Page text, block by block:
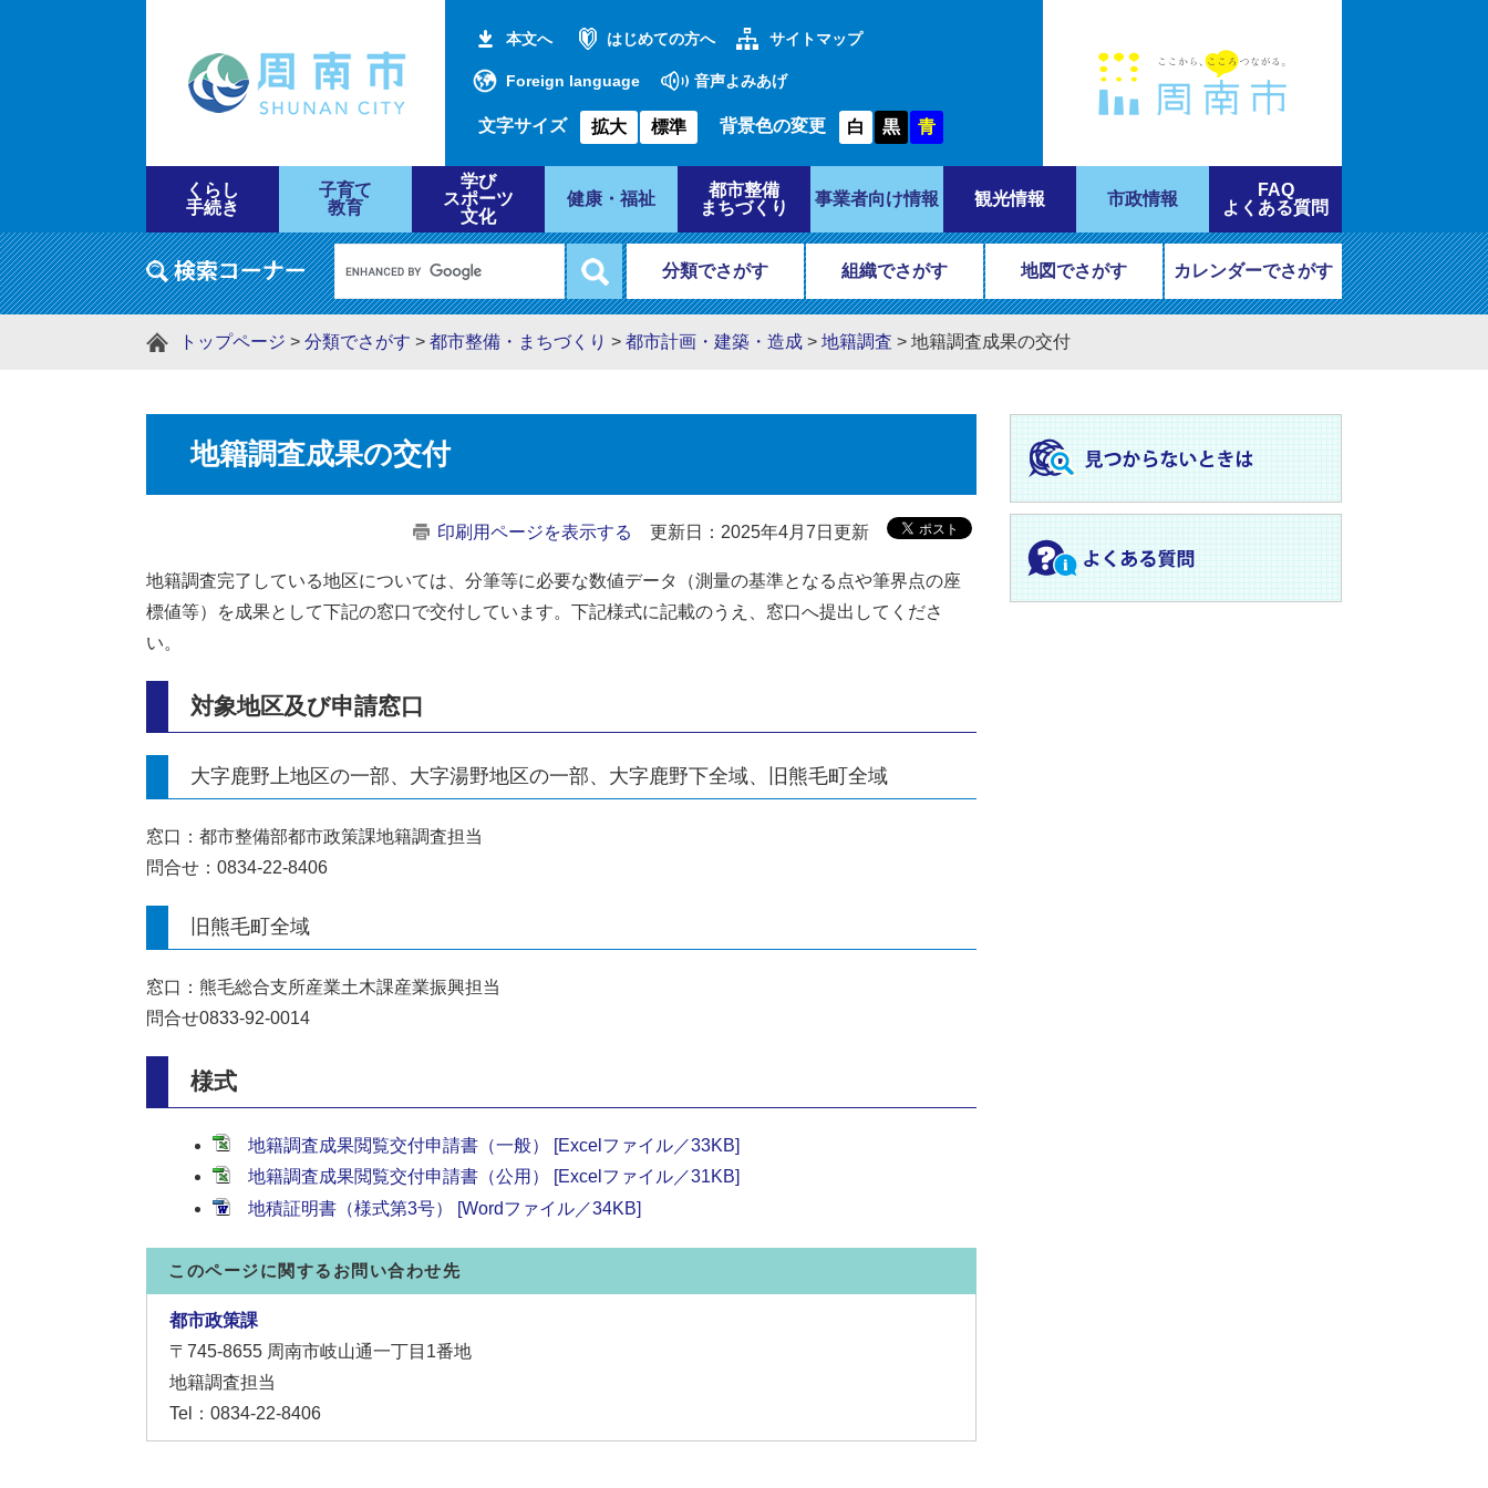
本文へ はじめての方へ サイトマップ
Foreign language 音声よみあげ
文字サイズ 拡大 標準 背景色の変更 白 黒 青
くらし
手続き
子育て
教育
学び
スポーツ
文化
健康・福祉
都市整備
まちづくり
事業者向け情報 観光情報 市政情報
FAQ
よくある質問
分類でさがす 組織でさがす 地図でさがす カレンダーでさがす
トップページ > 分類でさがす > 都市整備・まちづくり > 都市計画・建築・造成 > 地籍調査 > 地籍調査成果の交付
地籍調査成果の交付
印刷用ページを表示する 更新日：2025年4月7日更新
地籍調査完了している地区については、分筆等に必要な数値データ（測量の基準となる点や筆界点の座
標値等）を成果として下記の窓口で交付しています。下記様式に記載のうえ、窓口へ提出してくださ
い。
対象地区及び申請窓口
大字鹿野上地区の一部、大字湯野地区の一部、大字鹿野下全域、旧熊毛町全域
窓口：都市整備部都市政策課地籍調査担当
問合せ：0834-22-8406
旧熊毛町全域
窓口：熊毛総合支所産業土木課産業振興担当
問合せ0833-92-0014
様式
地籍調査成果閲覧交付申請書（一般） [Excelファイル／33KB]
地籍調査成果閲覧交付申請書（公用） [Excelファイル／31KB]
地積証明書（様式第3号） [Wordファイル／34KB]
このページに関するお問い合わせ先
都市政策課
〒745-8655 周南市岐山通一丁目1番地
地籍調査担当
Tel：0834-22-8406